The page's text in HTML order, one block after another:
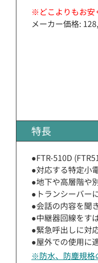
※どこよりもお安
メーカー価格:
特長
●FTR-510D
●対応する特定小
●地下や高層階や
●トランシーバー
●会話の内容を聞
●中継器回線をす
●緊急呼出しに対
●屋外での使用に
※防水、防塵規格